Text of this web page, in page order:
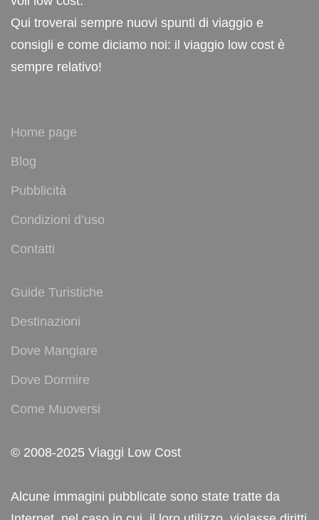
Qui troverai sempre nuovi spunti di viaggio e
consigli e come diciamo noi: il viaggio low cost è
sempre relativo!
Home page
Blog
Pubblicità
Condizioni d’uso
Contatti
Guide Turistiche
Destinazioni
Dove Mangiare
Dove Dormire
Come Muoversi
© 2008-2025 Viaggi Low Cost
Alcune immagini pubblicate sono state tratte da